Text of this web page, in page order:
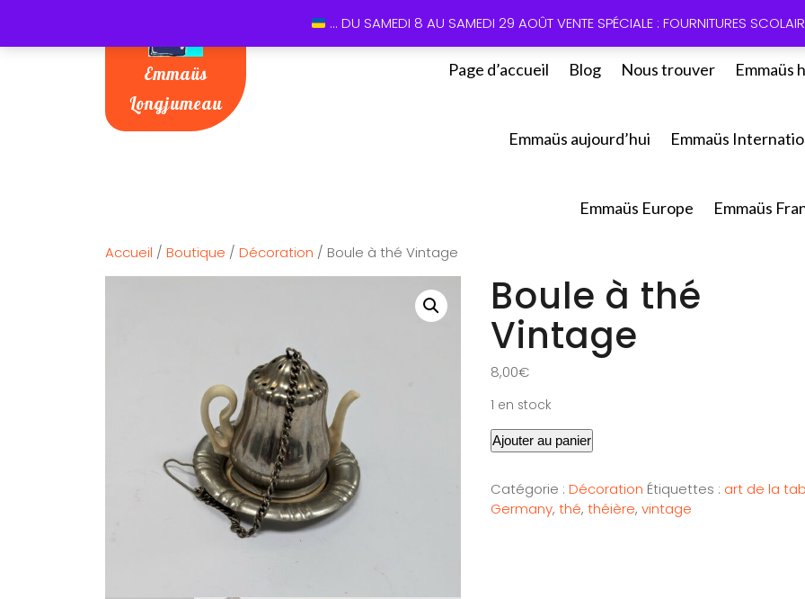
01 60 49
Emmaüs
Longjumeau
Page d’accueil Blog Nous trouver Emmaüs
Emmaüs aujourd’hui Emmaüs
Emmaüs Europe Emmaüs
Accueil / Boutique / Décoration / Boule à thé Vintage
Boule à thé
Vintage
8,00€
1 en stock
Ajouter au panier
Catégorie : Décoration Étiquettes : art de la
Germany, thé, théière, vintage
... DU SAMEDI 8 AU SAMEDI 29 AOÛT VENTE SPÉCIALE : FOURNITURES